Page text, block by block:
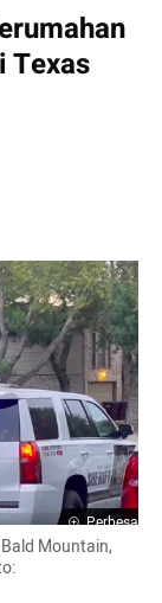
Texas
Perbesar
Mountain,